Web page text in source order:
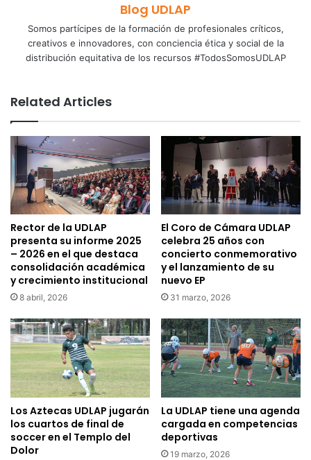
Blog UDLAP
Somos partícipes de la formación de profesionales críticos,
creativos e innovadores, con conciencia ética y social de la
distribución equitativa de los recursos #TodosSomosUDLAP
Related Articles
Rector de la UDLAP
presenta su informe 2025
– 2026 en el que destaca
consolidación académica
y crecimiento institucional
8 abril, 2026
El Coro de Cámara UDLAP
celebra 25 años con
concierto conmemorativo
y el lanzamiento de su
nuevo EP
31 marzo, 2026
Los Aztecas UDLAP jugarán
los cuartos de final de
soccer en el Templo del
Dolor
La UDLAP tiene una agenda
cargada en competencias
deportivas
19 marzo, 2026